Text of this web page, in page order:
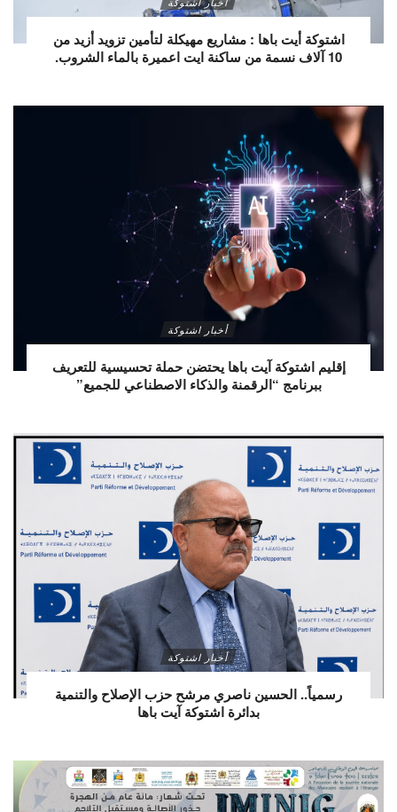
اشتوكة أيت باها : مشاريع مهيكلة لتأمين تزويد أزيد من
10 آلاف نسمة من ساكنة ايت اعميرة بالماء الشروب.
أخبار اشتوكة
إقليم اشتوكة آيت باها يحتضن حملة تحسيسية للتعريف
ببرنامج “الرقمنة والذكاء الاصطناعي للجميع”
أخبار اشتوكة
رسمياً.. الحسين ناصري مرشح حزب الإصلاح والتنمية
بدائرة اشتوكة آيت باها